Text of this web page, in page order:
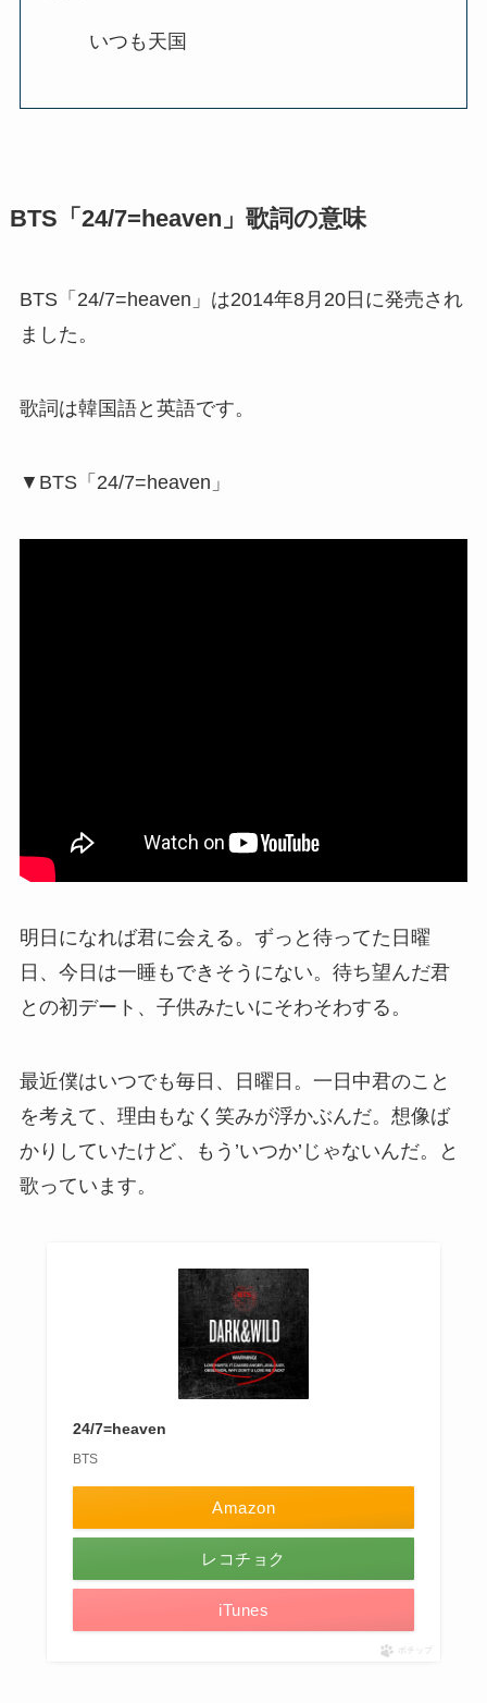
いつも天国
BTS「24/7=heaven」歌詞の意味
BTS「24/7=heaven」は2014年8月20日に発売され
ました。
歌詞は韓国語と英語です。
▼BTS「24/7=heaven」
明日になれば君に会える。ずっと待ってた日曜
日、今日は一睡もできそうにない。待ち望んだ君
との初デート、子供みたいにそわそわする。
最近僕はいつでも毎日、日曜日。一日中君のこと
を考えて、理由もなく笑みが浮かぶんだ。想像ば
かりしていたけど、もう’いつか’じゃないんだ。と
歌っています。
24/7=heaven
BTS
Amazon
レコチョク
iTunes
ポチップ